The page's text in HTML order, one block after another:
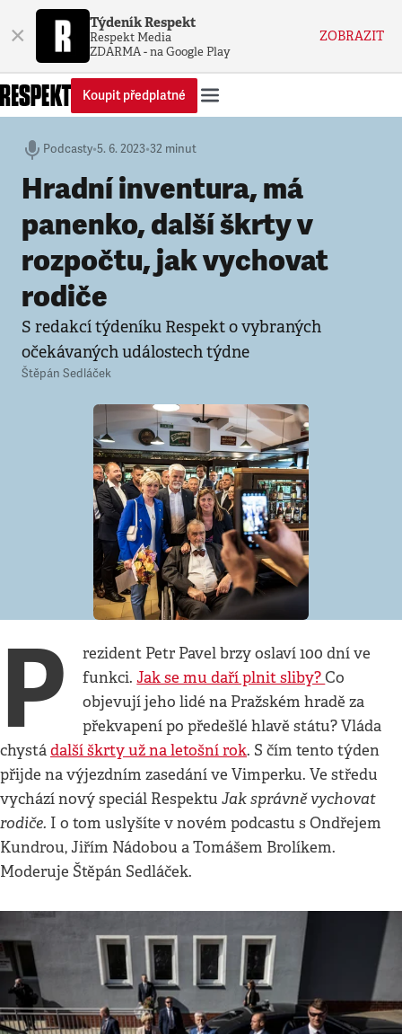
× Týdeník Respekt
Respekt Media
ZDARMA - na Google Play
ZOBRAZIT
Koupit předplatné
Podcasty•5. 6. 2023•32 minut
Hradní inventura, má
panenko, další škrty v
rozpočtu, jak vychovat
rodiče
S redakcí týdeníku Respekt o vybraných
očekávaných událostech týdne
Štěpán Sedláček
P
rezident Petr Pavel brzy oslaví 100 dní ve
funkci.Jak se mu daří plnit sliby?Co
objevují jeho lidé na Pražském hradě za
překvapení po předešlé hlavě státu? Vláda
chystádalší škrty už na letošní rok. S čím tento týden
přijde na výjezdním zasedání ve Vimperku. Ve středu
vychází nový speciál Respektu Jak správně vychovat
rodiče. I o tom uslyšíte v novém podcastu s Ondřejem
Kundrou, Jiřím Nádobou a Tomášem Brolíkem.
Moderuje Štěpán Sedláček.